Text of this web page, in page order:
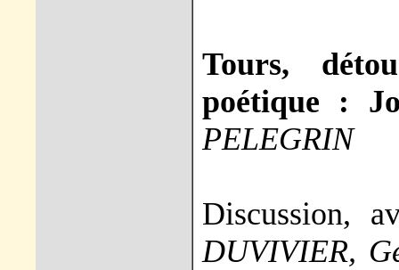
Tours,
poétique :
PELEGRIN
Discussion,
DUVIVIER,